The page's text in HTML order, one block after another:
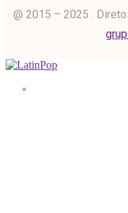
@ 2015 – 2025 .